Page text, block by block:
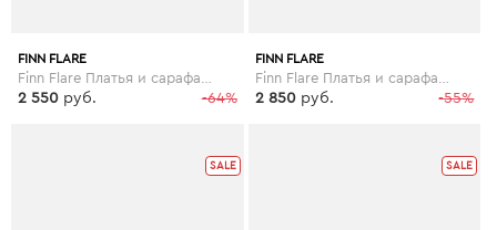
FINN FLARE
-64%
2 550 руб.
FINN FLARE
-55%
2 850 руб.
SALE SALE